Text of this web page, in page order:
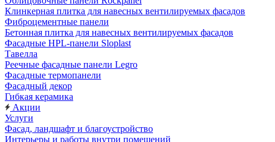
Клинкерная плитка для навесных вентилируемых фасадов
Фиброцементные панели
Бетонная плитка для навесных вентилируемых фасадов
Фасадные HPL-панели Sloplast
Тавелла
Реечные фасадные панели Legro
Фасадные термопанели
Фасадный декор
Гибкая керамика
Акции
Услуги
Фасад, ландшафт и благоустройство
Интерьеры и работы внутри помещений